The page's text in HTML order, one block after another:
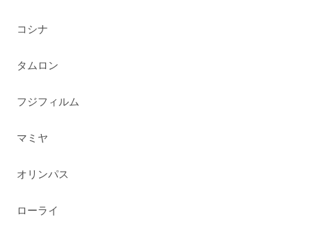
コシナ
タムロン
フジフィルム
マミヤ
オリンパス
ローライ